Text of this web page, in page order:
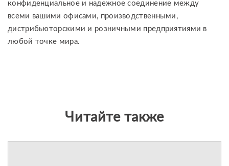
конфиденциальное и надежное соединение между
всеми вашими офисами, производственными,
дистрибьюторскими и розничными предприятиями в
любой точке мира.
Читайте также